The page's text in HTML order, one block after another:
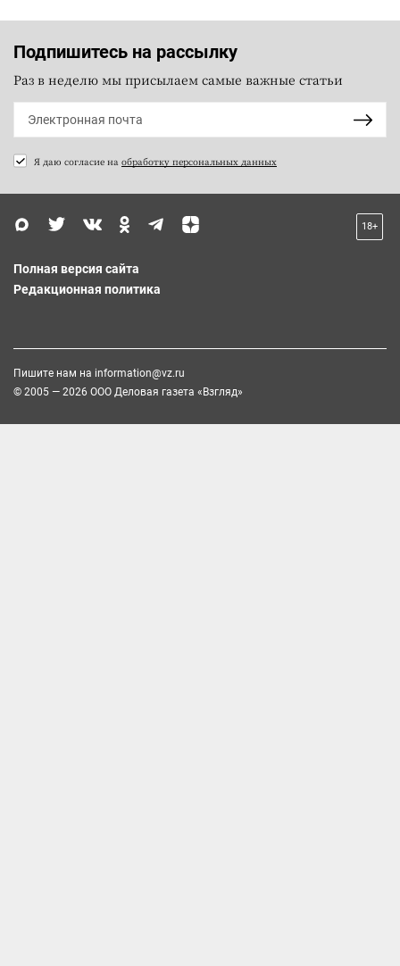
Подпишитесь на рассылку
Раз в неделю мы присылаем самые важные статьи
Я даю согласие на обработку персональных данных
18+
Полная версия сайта
Редакционная политика
Пишите нам на information@vz.ru
© 2005 — 2026 ООО Деловая газета «Взгляд»